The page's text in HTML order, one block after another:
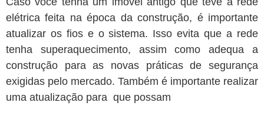
elétrica feita na época da construção, é importante
atualizar os fios e o sistema. Isso evita que a rede
tenha superaquecimento, assim como adequa a
construção para as novas práticas de segurança
exigidas pelo mercado. Também é importante realizar
uma atualização para que possam